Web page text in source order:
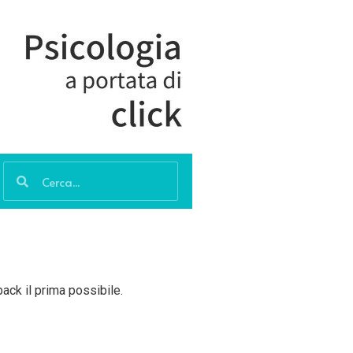
il prima possibile.